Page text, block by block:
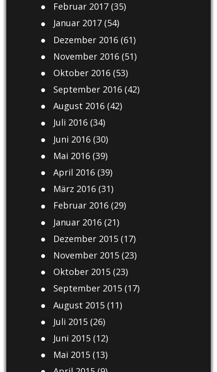
Februar 2017(35)
Januar 2017(54)
Dezember 2016(61)
November 2016(51)
Oktober 2016(53)
September 2016(42)
August 2016(42)
Juli 2016(34)
Juni 2016(30)
Mai 2016(39)
April 2016(39)
März 2016(31)
Februar 2016(29)
Januar 2016(21)
Dezember 2015(17)
November 2015(23)
Oktober 2015(23)
September 2015(17)
August 2015(11)
Juli 2015(26)
Juni 2015(12)
Mai 2015(13)